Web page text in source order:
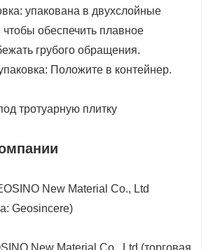
упакована в двухслойные
обеспечить плавное
грубого обращения.
Положите в контейнер.